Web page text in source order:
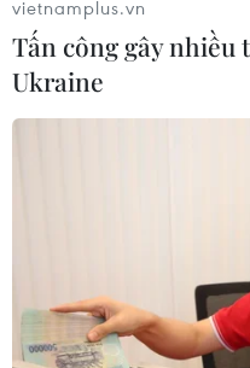
đơn đặt hàng chế tạo ở
nhu cầu toàn cầu đang
vietnamplus.vn
Tấn công gây nhiều
Ukraine